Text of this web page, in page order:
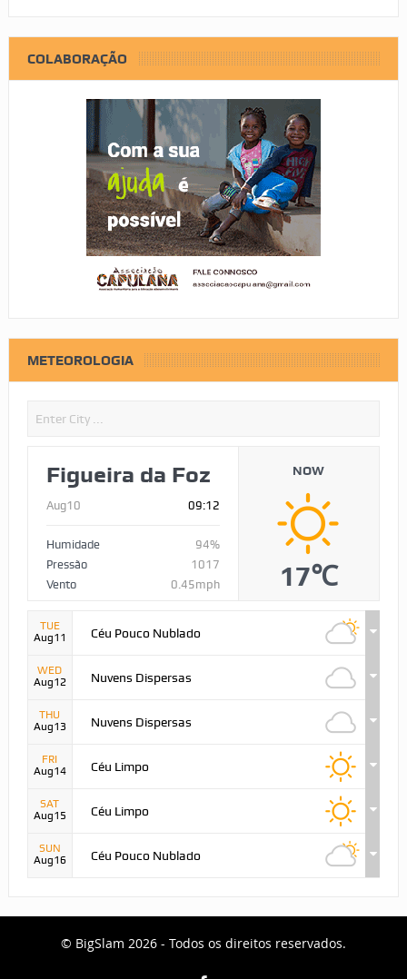
COLABORAÇÃO
METEOROLOGIA
Figueira da Foz
Aug10 09:12
Humidade
94%
Pressão
1017
Vento
0.45mph
NOW
17℃
TUE
Aug11
Céu Pouco Nublado
WED
Aug12
Nuvens Dispersas
THU
Aug13
Nuvens Dispersas
FRI
Aug14
Céu Limpo
SAT
Aug15
Céu Limpo
SUN
Aug16
Céu Pouco Nublado
© BigSlam 2026 - Todos os direitos reservados.